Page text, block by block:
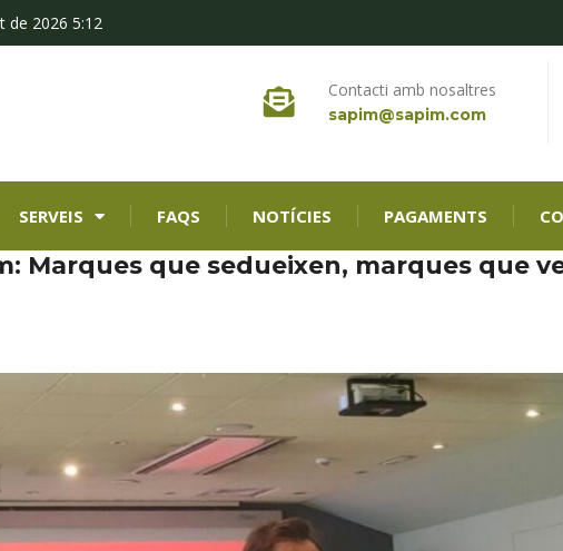
de 2026 5:12
Contacti amb nosaltres
sapim@sapim.com
SERVEIS FAQS NOTÍCIES PAGAMENTS
Marques que sedueixen, marques que